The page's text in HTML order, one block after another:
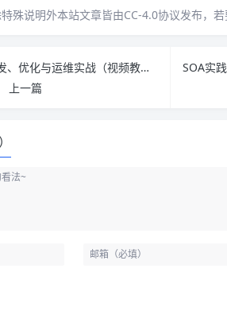
殊说明外本站文章皆由CC-4.0协议发布，若
MySQL技术大全：开发、优化与运维实战（视频教学版）PDF下载
上一篇